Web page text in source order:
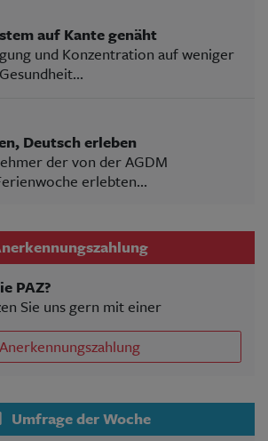
auf Kante genäht
und Konzentration auf weniger
Deutsch erleben
der von der AGDM
erlebten...
PAZ?
Sie uns gern mit einer
Anerkennungszahlung
Umfrage der Woche